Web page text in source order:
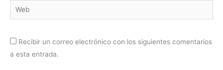
Web
Recibir un correo electrónico con los siguientes comentarios
a esta entrada.